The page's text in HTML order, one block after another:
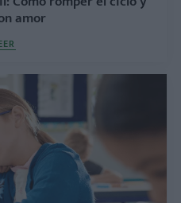
amor